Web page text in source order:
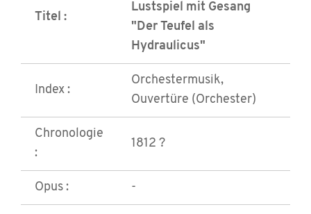
Titel :
Lustspiel mit Gesang
"Der Teufel als
Hydraulicus"
Index :
Orchestermusik,
Ouvertüre (Orchester)
Chronologie
:
1812 ?
Opus : -